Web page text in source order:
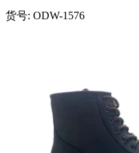
货号: ODW-1576